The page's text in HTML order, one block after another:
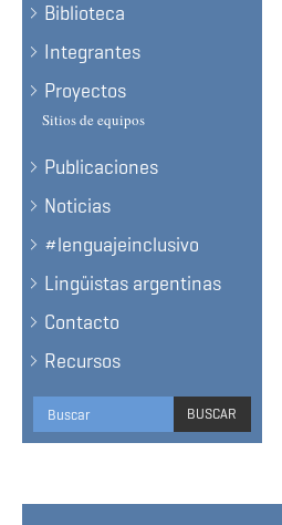
Biblioteca
Integrantes
Proyectos
Sitios de equipos
Publicaciones
Noticias
#lenguajeinclusivo
Lingüistas argentinas
Contacto
Recursos
Formulario
de
BUSCAR
BUSCAR